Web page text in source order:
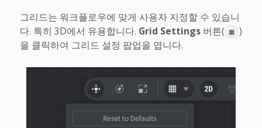
그리드는 워크플로우에 맞게 사용자 지정할 수 있습니
다. 특히 3D에서 유용합니다. Grid Settings버튼( ▦ )
을 클릭하여 그리드 설정 팝업을 엽니다.